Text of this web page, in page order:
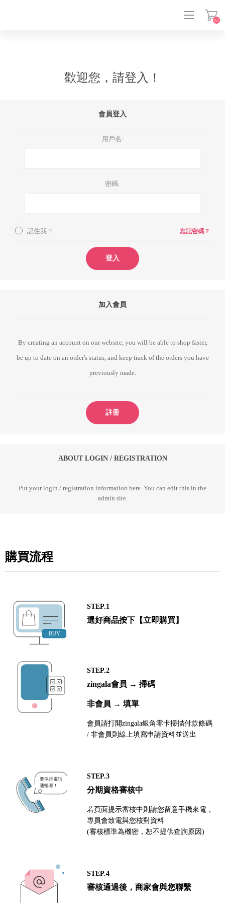
(0)
歡迎您，請登入！
會員登入
用戶名:
密碼:
記住我？ 忘記密碼？
登入
加入會員
By creating an account on our website, you will be able to shop faster,
be up to date on an order's status, and keep track of the orders you have
previously made.
註冊
ABOUT LOGIN / REGISTRATION
Put your login / registration information here. You can edit this in the
admin site.
購買流程
STEP.1
選好商品按下【立即購買】
STEP.2
zingala會員 → 掃碼
非會員 → 填單
會員請打開zingala銀角零卡掃描付款條碼
/ 非會員則線上填寫申請資料並送出
STEP.3
分期資格審核中
若頁面提示審核中則請您留意手機來電，
專員會致電與您核對資料
(審核標準為機密，恕不提供查詢原因)
STEP.4
審核通過後，商家會與您聯繫